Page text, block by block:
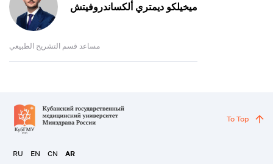
ميخيلكو ديمتري ألكساندروفيتش
مساعد قسم التشريح الطبيعي
RU EN CN AR
To Top